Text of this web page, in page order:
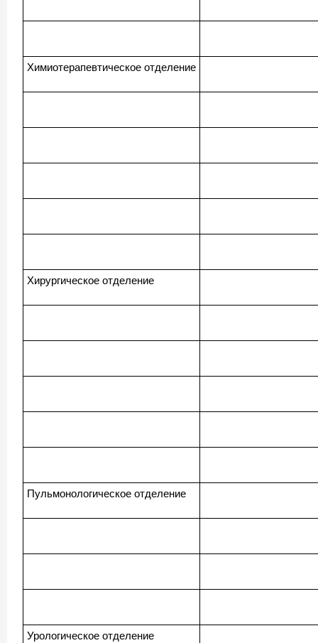
Химиотерапевтическое отделение
Хирургическое отделение
Пульмонологическое отделение
Урологическое отделение